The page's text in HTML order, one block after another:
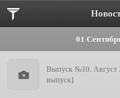
01
Выпуск №10. Август
выпуск]